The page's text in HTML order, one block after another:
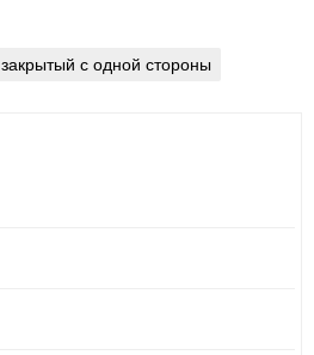
закрытый с одной стороны